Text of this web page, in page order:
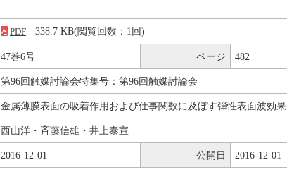
PDF 338.7 KB(閲覧回数：1回)
47巻6号 ページ 482
第96回触媒討論会特集号：第96回触媒討論会
金属薄膜表面の吸着作用および仕事関数に及ぼす弾性表面波効果
西山洋 ・ 斉藤信雄 ・ 井上泰宣
2016-12-01 公開日 2016-12-01